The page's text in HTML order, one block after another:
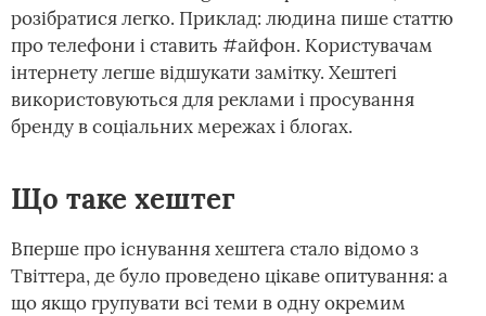
розібратися легко. Приклад: людина пише статтю
про телефони і ставить #айфон. Користувачам
інтернету легше відшукати замітку. Хештегі
використовуються для реклами і просування
бренду в соціальних мережах і блогах.
Що таке хештег
Вперше про існування хештега стало відомо з
Твіттера, де було проведено цікаве опитування: а
що якщо групувати всі теми в одну окремим